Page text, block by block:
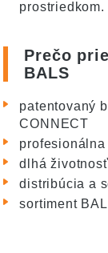
prostriedkom.
Prečo
BALS
patentovaný
CONNECT
profesionálna
dlhá životnosť
distribúcia a
sortiment